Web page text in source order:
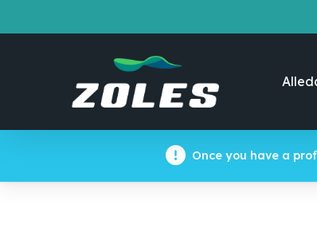
Once you have a